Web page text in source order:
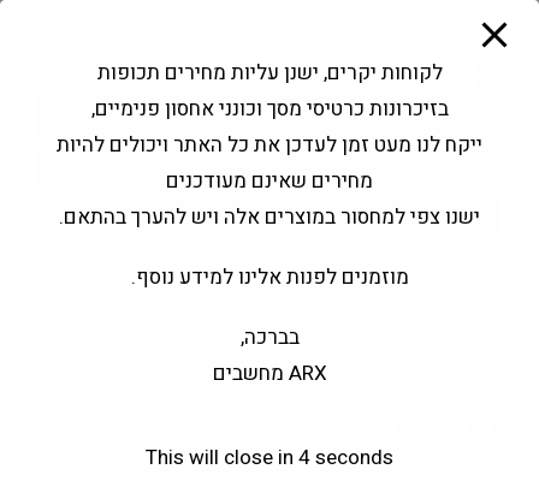
פתח סרגל נגישות
Products
search
החשבון שלי בקשה להצעה
Products
> מסכים > עמוד 3
לקוחות יקרים, ישנן עליות מחירים תכופות
בזיכרונות כרטיסי מסך וכונני אחסון פנימיים,
ייקח לנו מעט זמן לעדכן את כל האתר ויכולים להיות
מחירים שאינם מעודכנים
ישנו צפי למחסור במוצרים אלה ויש להערך בהתאם.
מוזמנים לפנות אלינו למידע נוסף.
בברכה,
ARX מחשבים
This will close in 3seconds